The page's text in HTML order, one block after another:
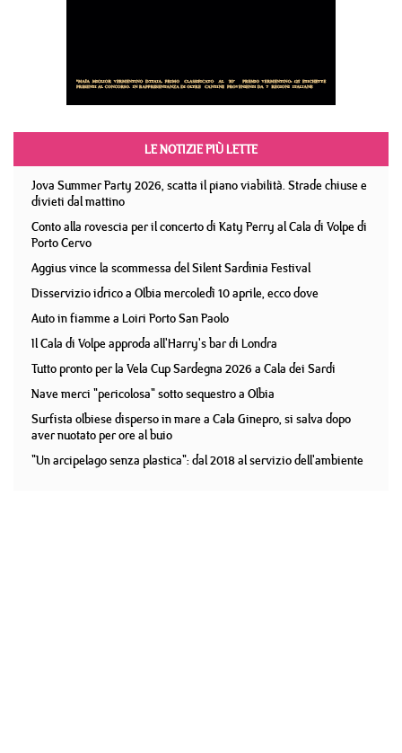
LE NOTIZIE PIÙ LETTE
Jova Summer Party 2026, scatta il piano viabilità. Strade chiuse e
divieti dal mattino
Conto alla rovescia per il concerto di Katy Perry al Cala di Volpe di
Porto Cervo
Aggius vince la scommessa del Silent Sardinia Festival
Disservizio idrico a Olbia mercoledì 10 aprile, ecco dove
Auto in fiamme a Loiri Porto San Paolo
Il Cala di Volpe approda all'Harry's bar di Londra
Tutto pronto per la Vela Cup Sardegna 2026 a Cala dei Sardi
Nave merci "pericolosa" sotto sequestro a Olbia
Surfista olbiese disperso in mare a Cala Ginepro, si salva dopo
aver nuotato per ore al buio
"Un arcipelago senza plastica": dal 2018 al servizio dell'ambiente